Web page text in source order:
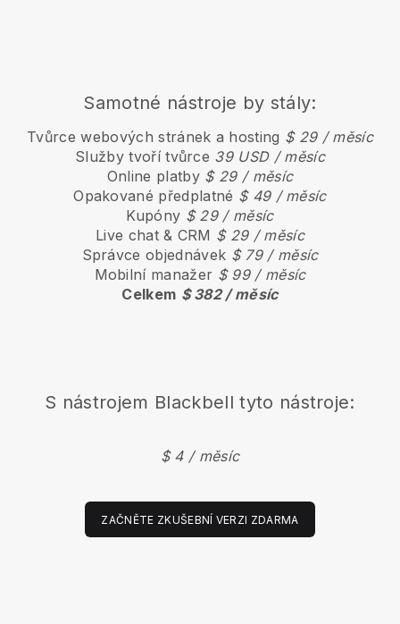
Samotné nástroje by stály:
Tvůrce webových stránek a hosting $ 29 / měsíc
Služby tvoří tvůrce 39 USD / měsíc
Online platby $ 29 / měsíc
Opakované předplatné $ 49 / měsíc
Kupóny $ 29 / měsíc
Live chat & CRM $ 29 / měsíc
Správce objednávek $ 79 / měsíc
Mobilní manažer $ 99 / měsíc
Celkem $ 382 / měsíc
S nástrojem Blackbell tyto nástroje:
$ 4 / měsíc
ZAČNĚTE ZKUŠEBNÍ VERZI ZDARMA